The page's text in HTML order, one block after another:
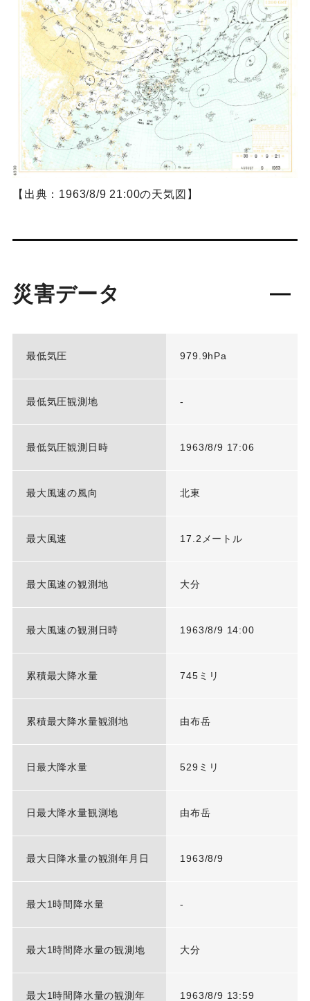
【出典：1963/8/9 21:00の天気図】
災害データ
最低気圧 979.9hPa
最低気圧観測地 -
最低気圧観測日時 1963/8/9 17:06
最大風速の風向 北東
最大風速 17.2メートル
最大風速の観測地 大分
最大風速の観測日時 1963/8/9 14:00
累積最大降水量 745ミリ
累積最大降水量観測地 由布岳
日最大降水量 529ミリ
日最大降水量観測地 由布岳
最大日降水量の観測年月日 1963/8/9
最大1時間降水量 -
最大1時間降水量の観測地 大分
最大1時間降水量の観測年 1963/8/9 13:59